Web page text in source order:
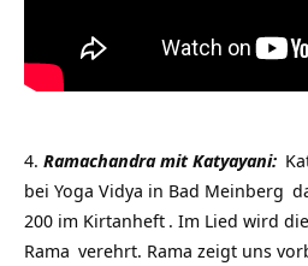
Ramachandra mit Katyayani:
bei Yoga Vidya in Bad Meinberg
200 im Kirtanheft . Im Lied wird
Rama verehrt. Rama zeigt uns